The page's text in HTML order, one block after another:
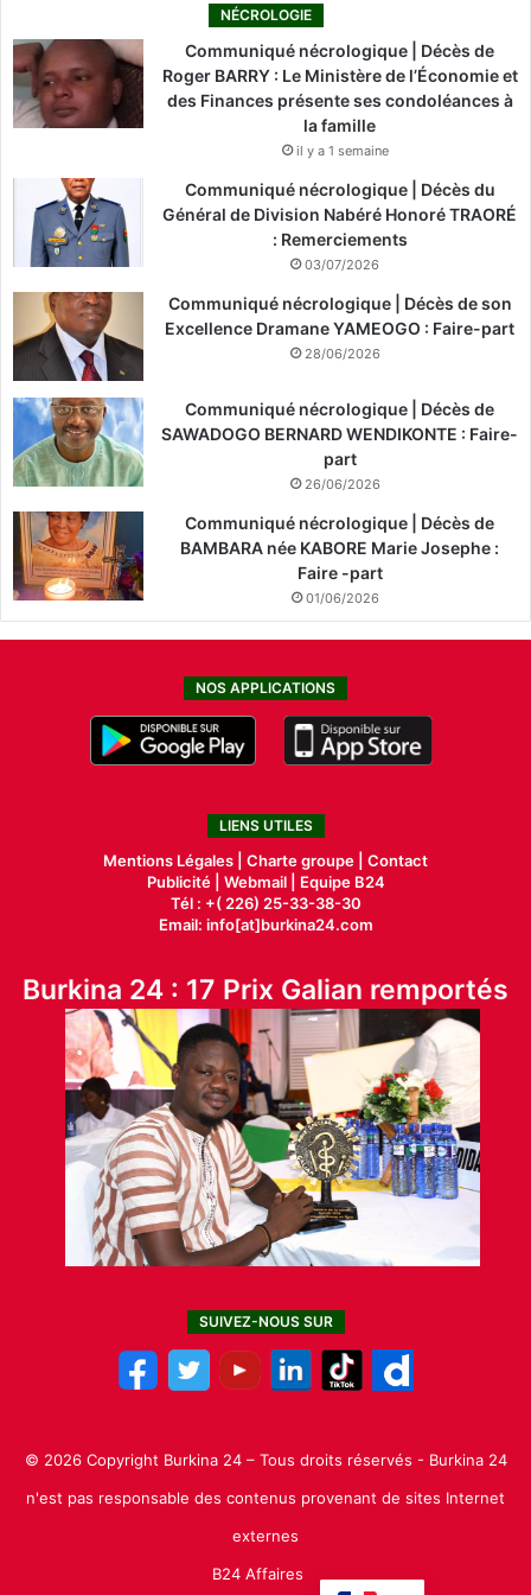
NÉCROLOGIE
Communiqué nécrologique | Décès de
Roger BARRY : Le Ministère de l’Économie et
des Finances présente ses condoléances à
la famille
il y a 1 semaine
Communiqué nécrologique | Décès du
Général de Division Nabéré Honoré TRAORÉ
: Remerciements
03/07/2026
Communiqué nécrologique | Décès de son
Excellence Dramane YAMEOGO : Faire-part
28/06/2026
Communiqué nécrologique | Décès de
SAWADOGO BERNARD WENDIKONTE : Faire-
part
26/06/2026
Communiqué nécrologique | Décès de
BAMBARA née KABORE Marie Josephe :
Faire -part
01/06/2026
NOS APPLICATIONS
LIENS UTILES
Mentions Légales | Charte groupe | Contact
Publicité| Webmail |
Equipe B24
Tél : +( 226) 25-33-38-30
Email: info[at]burkina24.com
Burkina 24 : 17 Prix Galian remportés
SUIVEZ-NOUS SUR
© 2026 Copyright Burkina 24 – Tous droits réservés - Burkina 24
n'est pas responsable des contenus provenant de sites Internet
externes
B24 Affaires